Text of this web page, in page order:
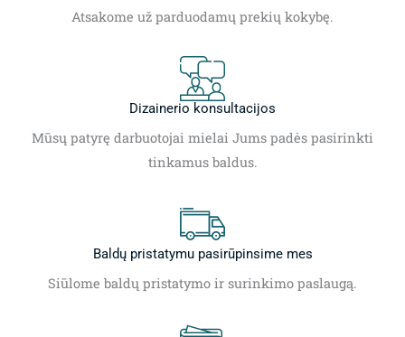
Atsakome už parduodamų prekių kokybę.
Dizainerio konsultacijos
Mūsų patyrę darbuotojai mielai Jums padės pasirinkti
tinkamus baldus.
Baldų pristatymu pasirūpinsime mes
Siūlome baldų pristatymo ir surinkimo paslaugą.